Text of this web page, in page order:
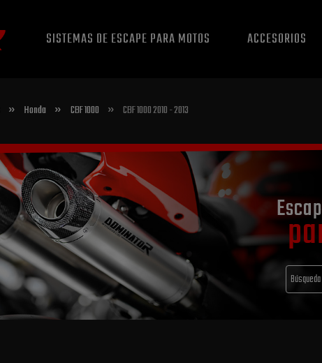
SISTEMAS DE ESCAPE PARA MOTOS ACCESORIOS
» Honda » CBF 1000 » CBF 1000 2010 - 2013